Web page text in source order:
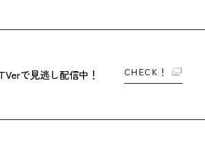
TVerで見逃し配信中！ CHECK！